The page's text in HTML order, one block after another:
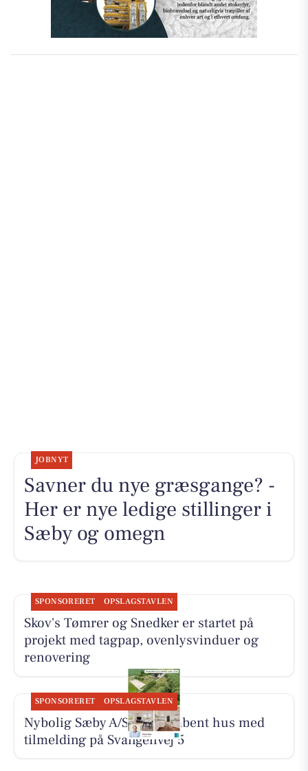
JOBNYT
Savner du nye græsgange? -
Her er nye ledige stillinger i
Sæby og omegn
SPONSORERET OPSLAGSTAVLEN
Skov's Tømrer og Snedker er startet på
projekt med tagpap, ovenlysvinduer og
renovering
SPONSORERET OPSLAGSTAVLEN
Nybolig Sæby A/S holder åbent hus med
tilmelding på Svangenvej 5